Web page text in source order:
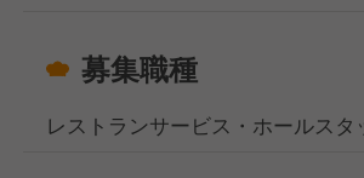
募集職種
レストランサービス・ホールスタ